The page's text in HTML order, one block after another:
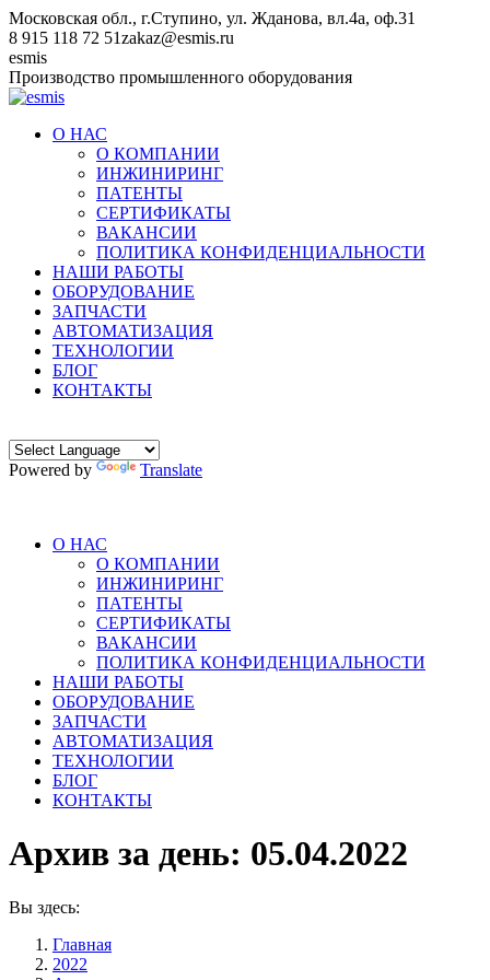
Перейти
к
содержанию
Московская обл., г.Ступино, ул. Жданова, вл.4а, оф.31
8 915 118 72 51zakaz@esmis.ru
Вконтакте
esmis
Производство промышленного оборудования
О НАС
О КОМПАНИИ
ИНЖИНИРИНГ
ПАТЕНТЫ
СЕРТИФИКАТЫ
ВАКАНСИИ
ПОЛИТИКА КОНФИДЕНЦИАЛЬНОСТИ
НАШИ РАБОТЫ
ОБОРУДОВАНИЕ
ЗАПЧАСТИ
АВТОМАТИЗАЦИЯ
ТЕХНОЛОГИИ
БЛОГ
КОНТАКТЫ
Powered by Translate
О НАС
О КОМПАНИИ
ИНЖИНИРИНГ
ПАТЕНТЫ
СЕРТИФИКАТЫ
ВАКАНСИИ
ПОЛИТИКА КОНФИДЕНЦИАЛЬНОСТИ
НАШИ РАБОТЫ
ОБОРУДОВАНИЕ
ЗАПЧАСТИ
АВТОМАТИЗАЦИЯ
ТЕХНОЛОГИИ
БЛОГ
КОНТАКТЫ
Архив за день: 05.04.2022
Вы здесь:
Главная
2022